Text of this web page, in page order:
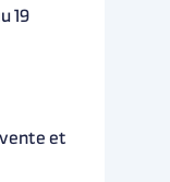
19
et